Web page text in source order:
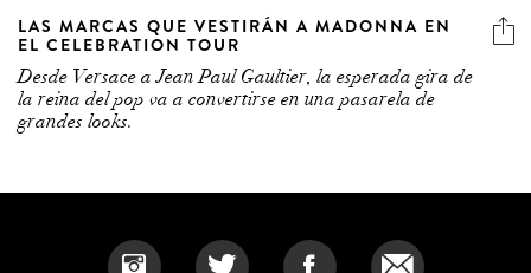
LAS MARCAS QUE VESTIRÁN A MADONNA EN
EL CELEBRATION TOUR
Desde Versace a Jean Paul Gaultier, la esperada gira de
la reina del pop va a convertirse en una pasarela de
grandes looks.